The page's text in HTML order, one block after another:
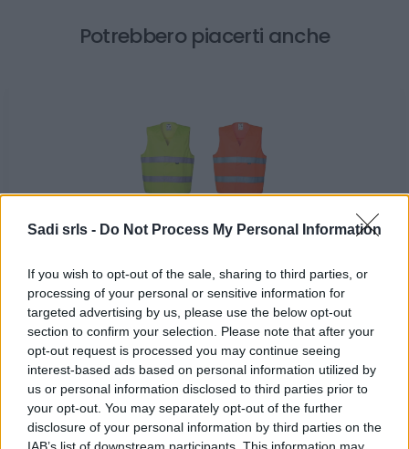
Sadi srls - Do Not Process My Personal Information
If you wish to opt-out of the sale, sharing to third parties, or
processing of your personal or sensitive information for
targeted advertising by us, please use the below opt-out
section to confirm your selection. Please note that after your
opt-out request is processed you may continue seeing
interest-based ads based on personal information utilized by
us or personal information disclosed to third parties prior to
your opt-out. You may separately opt-out of the further
disclosure of your personal information by third parties on the
Potrebbero piacerti anche
Gilet da lavoro smanicato alta visibilità Rossini Basic
3,90 €
Gilet da lavoro smanicato alta visibilità Rossini Basic Hi-
Vis Giallo, Arancione
( 0 recensioni )